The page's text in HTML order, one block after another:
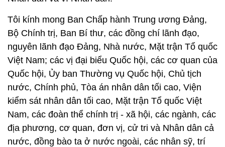
Tôi kính mong Ban Chấp hành Trung ương Đảng,
Bộ Chính trị, Ban Bí thư, các đồng chí lãnh đạo,
nguyên lãnh đạo Đảng, Nhà nước, Mặt trận Tổ quốc
Việt Nam; các vị đại biểu Quốc hội, các cơ quan của
Quốc hội, Ủy ban Thường vụ Quốc hội, Chủ tịch
nước, Chính phủ, Tòa án nhân dân tối cao, Viện
kiểm sát nhân dân tối cao, Mặt trận Tổ quốc Việt
Nam, các đoàn thể chính trị - xã hội, các ngành, các
địa phương, cơ quan, đơn vị, cử tri và Nhân dân cả
nước, đồng bào ta ở nước ngoài, các nhân sỹ, trí